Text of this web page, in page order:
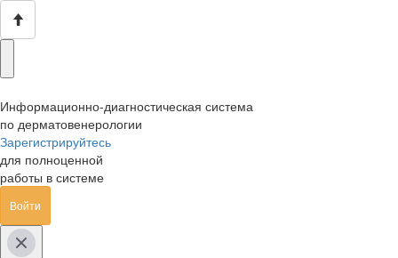
Информационно-диагностическая система
по дерматовенерологии
Зарегистрируйтесь
для полноценной
работы в системе
Войти